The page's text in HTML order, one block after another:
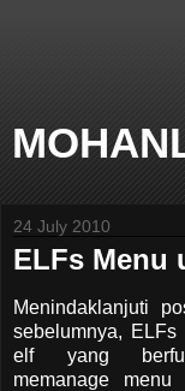
24 July 2010
ELFs Menu
Menindaklanjuti
sebelumnya, ELFs
elf yang
memanage